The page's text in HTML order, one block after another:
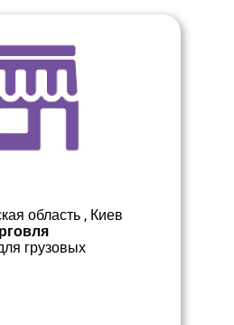
область , Киев
грузовых